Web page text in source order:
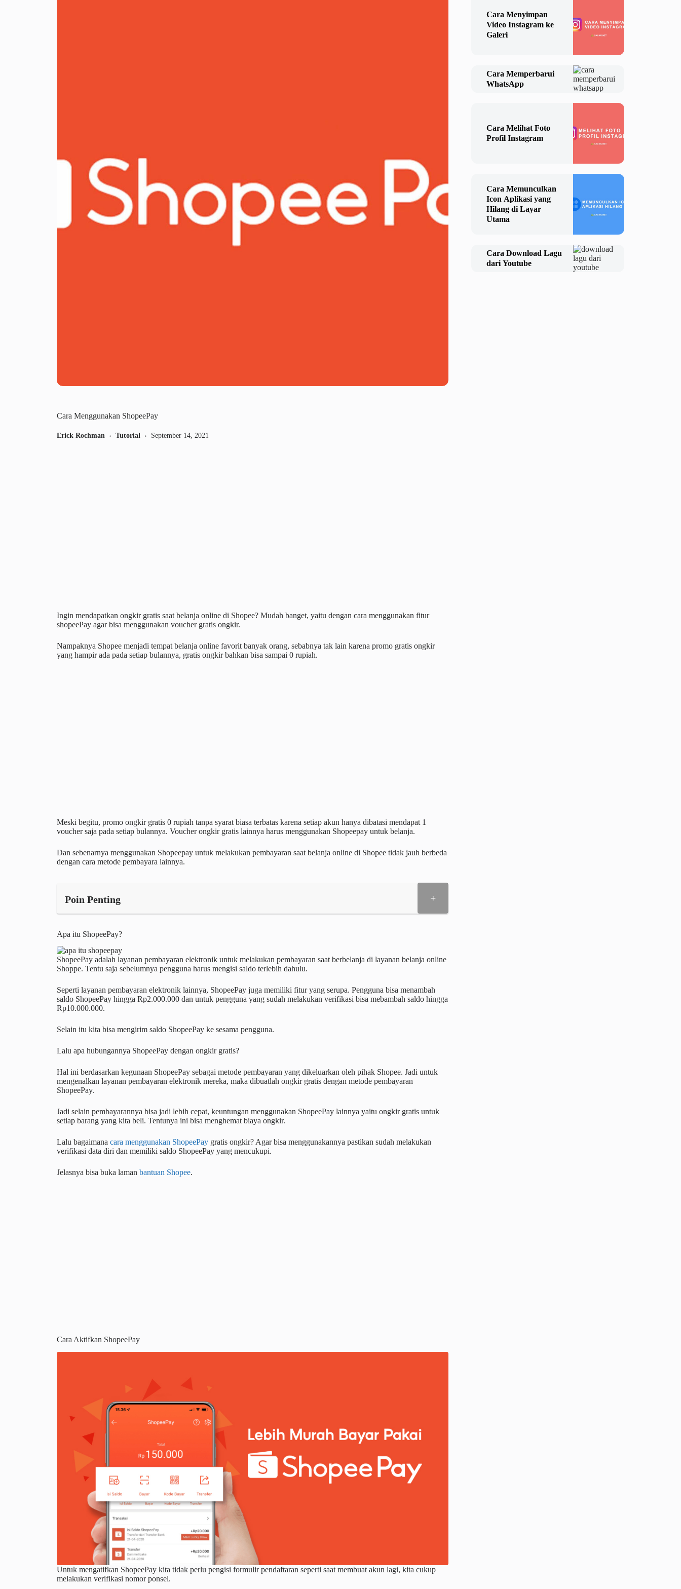
Cara Menggunakan ShopeePay
Erick Rochman Tutorial September 14, 2021
Ingin mendapatkan ongkir gratis saat belanja online di Shopee? Mudah banget, yaitu dengan cara menggunakan fitur
shopeePay agar bisa menggunakan voucher gratis ongkir.
Nampaknya Shopee menjadi tempat belanja online favorit banyak orang, sebabnya tak lain karena promo gratis ongkir
yang hampir ada pada setiap bulannya, gratis ongkir bahkan bisa sampai 0 rupiah.
Meski begitu, promo ongkir gratis 0 rupiah tanpa syarat biasa terbatas karena setiap akun hanya dibatasi mendapat 1
voucher saja pada setiap bulannya. Voucher ongkir gratis lainnya harus menggunakan Shopeepay untuk belanja.
Dan sebenarnya menggunakan Shopeepay untuk melakukan pembayaran saat belanja online di Shopee tidak jauh berbeda
dengan cara metode pembayara lainnya.
Poin Penting +
Apa itu ShopeePay?
ShopeePay adalah layanan pembayaran elektronik untuk melakukan pembayaran saat berbelanja di layanan belanja online
Shoppe. Tentu saja sebelumnya pengguna harus mengisi saldo terlebih dahulu.
Seperti layanan pembayaran elektronik lainnya, ShopeePay juga memiliki fitur yang serupa. Pengguna bisa menambah
saldo ShopeePay hingga Rp2.000.000 dan untuk pengguna yang sudah melakukan verifikasi bisa mebambah saldo hingga
Rp10.000.000.
Selain itu kita bisa mengirim saldo ShopeePay ke sesama pengguna.
Lalu apa hubungannya ShopeePay dengan ongkir gratis?
Hal ini berdasarkan kegunaan ShopeePay sebagai metode pembayaran yang dikeluarkan oleh pihak Shopee. Jadi untuk
mengenalkan layanan pembayaran elektronik mereka, maka dibuatlah ongkir gratis dengan metode pembayaran
ShopeePay.
Jadi selain pembayarannya bisa jadi lebih cepat, keuntungan menggunakan ShopeePay lainnya yaitu ongkir gratis untuk
setiap barang yang kita beli. Tentunya ini bisa menghemat biaya ongkir.
Lalu bagaimana cara menggunakan ShopeePay gratis ongkir? Agar bisa menggunakannya pastikan sudah melakukan
verifikasi data diri dan memiliki saldo ShopeePay yang mencukupi.
Jelasnya bisa buka laman bantuan Shopee.
Cara Aktifkan ShopeePay
Untuk mengatifkan ShopeePay kita tidak perlu pengisi formulir pendaftaran seperti saat membuat akun lagi, kita cukup
melakukan verifikasi nomor ponsel.
Cara Menyimpan
Video Instagram ke
Galeri
Cara Memperbarui
WhatsApp
Cara Melihat Foto
Profil Instagram
Cara Memunculkan
Icon Aplikasi yang
Hilang di Layar
Utama
Cara Download Lagu
dari Youtube